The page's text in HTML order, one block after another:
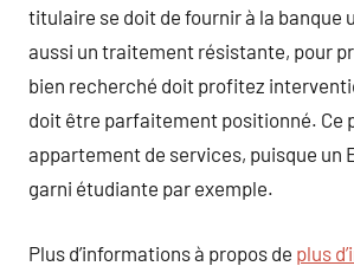
titulaire se doit de fournir à la banque
aussi un traitement résistante, pour
bien recherché doit profitez
doit être parfaitement positionné. Ce
appartement de services, puisque un
garni étudiante par exemple.
Plus d’informations à propos de plus